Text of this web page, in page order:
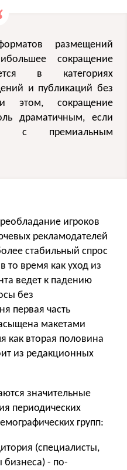
размещений
сокращение
в категориях
и публикаций без
этом, сокращение
драматичным, если
с премиальным
игроков
рекламодателей
стабильный спрос
то время как уход из
ведет к падению
без
первая часть
макетами
как вторая половина
из редакционных
значительные
периодических
групп:
(специалисты,
бизнеса) - по-